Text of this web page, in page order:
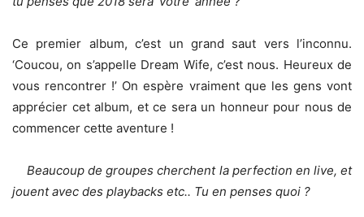
Ce premier album, c’est un grand saut vers l’inconnu.
‘Coucou, on s’appelle Dream Wife, c’est nous. Heureux de
vous rencontrer !’ On espère vraiment que les gens vont
apprécier cet album, et ce sera un honneur pour nous de
commencer cette aventure !
Beaucoup de groupes cherchent la perfection en live, et
jouent avec des playbacks etc.. Tu en penses quoi ?